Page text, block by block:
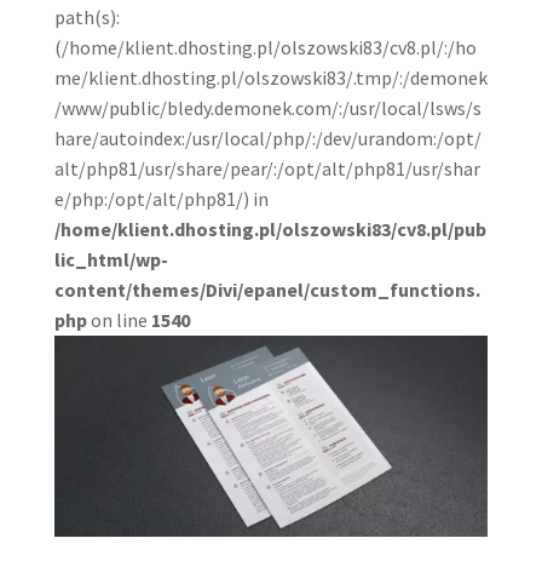
path(s):
(/home/klient.dhosting.pl/olszowski83/cv8.pl/:/ho
me/klient.dhosting.pl/olszowski83/.tmp/:/demonek
/www/public/bledy.demonek.com/:/usr/local/lsws/s
hare/autoindex:/usr/local/php/:/dev/urandom:/opt/
alt/php81/usr/share/pear/:/opt/alt/php81/usr/shar
e/php:/opt/alt/php81/) in
/home/klient.dhosting.pl/olszowski83/cv8.pl/pub
lic_html/wp-
content/themes/Divi/epanel/custom_functions.
phpon line 1540